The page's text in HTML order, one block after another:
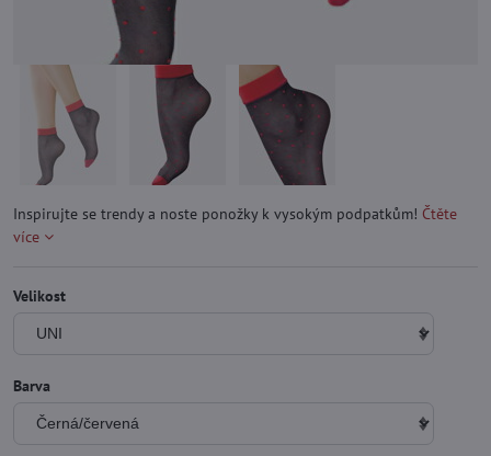
Inspirujte se trendy a noste ponožky k vysokým podpatkům! Čtěte
více
Velikost
Barva